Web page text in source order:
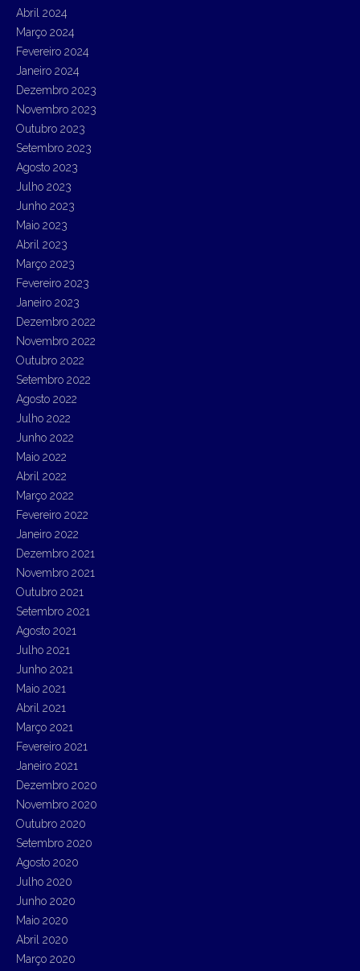
Abril 2024
Março 2024
Fevereiro 2024
Janeiro 2024
Dezembro 2023
Novembro 2023
Outubro 2023
Setembro 2023
Agosto 2023
Julho 2023
Junho 2023
Maio 2023
Abril 2023
Março 2023
Fevereiro 2023
Janeiro 2023
Dezembro 2022
Novembro 2022
Outubro 2022
Setembro 2022
Agosto 2022
Julho 2022
Junho 2022
Maio 2022
Abril 2022
Março 2022
Fevereiro 2022
Janeiro 2022
Dezembro 2021
Novembro 2021
Outubro 2021
Setembro 2021
Agosto 2021
Julho 2021
Junho 2021
Maio 2021
Abril 2021
Março 2021
Fevereiro 2021
Janeiro 2021
Dezembro 2020
Novembro 2020
Outubro 2020
Setembro 2020
Agosto 2020
Julho 2020
Junho 2020
Maio 2020
Abril 2020
Março 2020